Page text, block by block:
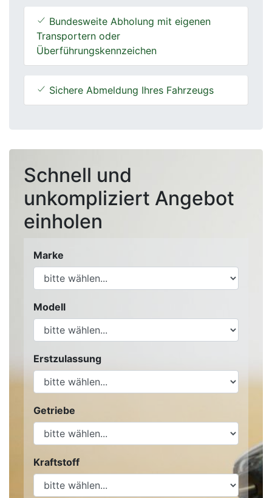
Bundesweite Abholung mit eigenen
Transportern oder
Überführungskennzeichen
Sichere Abmeldung Ihres Fahrzeugs
Schnell und
unkompliziert Angebot
einholen
Marke
Modell
Erstzulassung
Getriebe
Kraftstoff